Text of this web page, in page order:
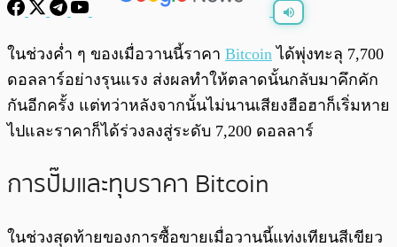
พร้อมเล่น 0:00
ในช่วงค่ำ ๆ ของเมื่อวานนี้ราคา Bitcoin ได้พุ่งทะลุ 7,700
ดอลลาร์อย่างรุนแรง ส่งผลทำให้ตลาดนั้นกลับมาคึกคัก
กันอีกครั้ง แต่ทว่าหลังจากนั้นไม่นานเสียงฮือฮาก็เริ่มหาย
ไปและราคาก็ได้ร่วงลงสู่ระดับ 7,200 ดอลลาร์
การปั๊มและทุบราคา Bitcoin
ในช่วงสุดท้ายของการซื้อขายเมื่อวานนี้แท่งเทียนสีเขียว